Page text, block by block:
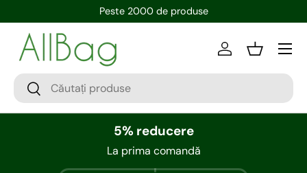
Peste 2000 de produse
Conectați-vă
Bin
5% reducere
La prima comandă